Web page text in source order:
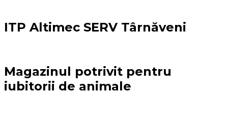
ITP Altimec SERV Târnăveni
Magazinul potrivit pentru
iubitorii de animale